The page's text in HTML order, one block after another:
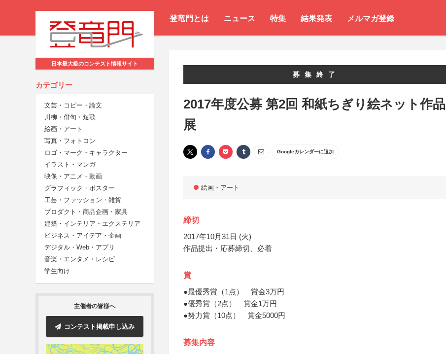
登竜門とは ニュース 特集 結果発表 メルマガ登録
日本最大級のコンテスト情報サイト
カテゴリー
文芸・コピー・論文
川柳・俳句・短歌
絵画・アート
写真・フォトコン
ロゴ・マーク・キャラクター
イラスト・マンガ
映像・アニメ・動画
グラフィック・ポスター
工芸・ファッション・雑貨
プロダクト・商品企画・家具
建築・インテリア・エクステリア
ビジネス・アイデア・企画
デジタル・Web・アプリ
音楽・エンタメ・レシピ
学生向け
主催者の皆様へ
コンテスト掲載申し込み
募集終了
2017年度公募 第2回 和紙ちぎり絵ネット作品
展
Googleカレンダーに追加
絵画・アート
締切
2017年10月31日 (火)
作品提出・応募締切、必着
賞
●最優秀賞（1点） 賞金3万円
●優秀賞（2点） 賞金1万円
●努力賞（10点） 賞金5000円
募集内容